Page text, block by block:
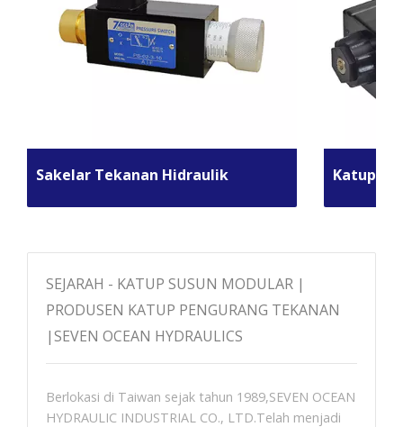
Sakelar Tekanan Hidraulik Katup
SEJARAH - KATUP SUSUN MODULAR |
PRODUSEN KATUP PENGURANG TEKANAN
|SEVEN OCEAN HYDRAULICS
Berlokasi di Taiwan sejak tahun 1989,SEVEN OCEAN
HYDRAULIC INDUSTRIAL CO., LTD.Telah menjadi